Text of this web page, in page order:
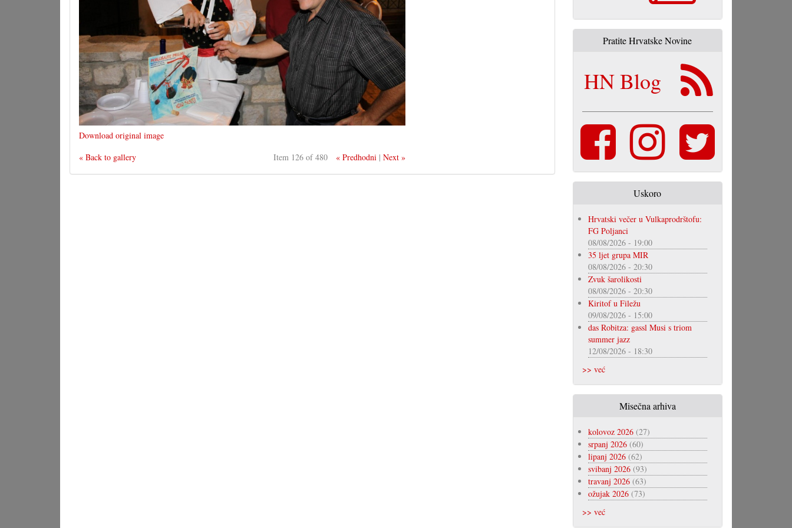
Download original image
« Back to gallery
Item 126 of 480 « Predhodni |Next »
Pratite Hrvatske Novine
HN Blog
Uskoro
Hrvatski večer u Vulkaprodrštofu:
FG Poljanci
08/08/2026 - 19:00
35 ljet grupa MIR
08/08/2026 - 20:30
Zvuk šarolikosti
08/08/2026 - 20:30
Kiritof u Filežu
09/08/2026 - 15:00
das Robitza: gassl Musi s triom
summer jazz
12/08/2026 - 18:30
>> već
Misečna arhiva
kolovoz 2026(27)
srpanj 2026(60)
lipanj 2026(62)
svibanj 2026(93)
travanj 2026(63)
ožujak 2026(73)
>> već